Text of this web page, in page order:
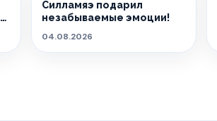
Силламяэ подарил
незабываемые эмоции!
04.08.2026